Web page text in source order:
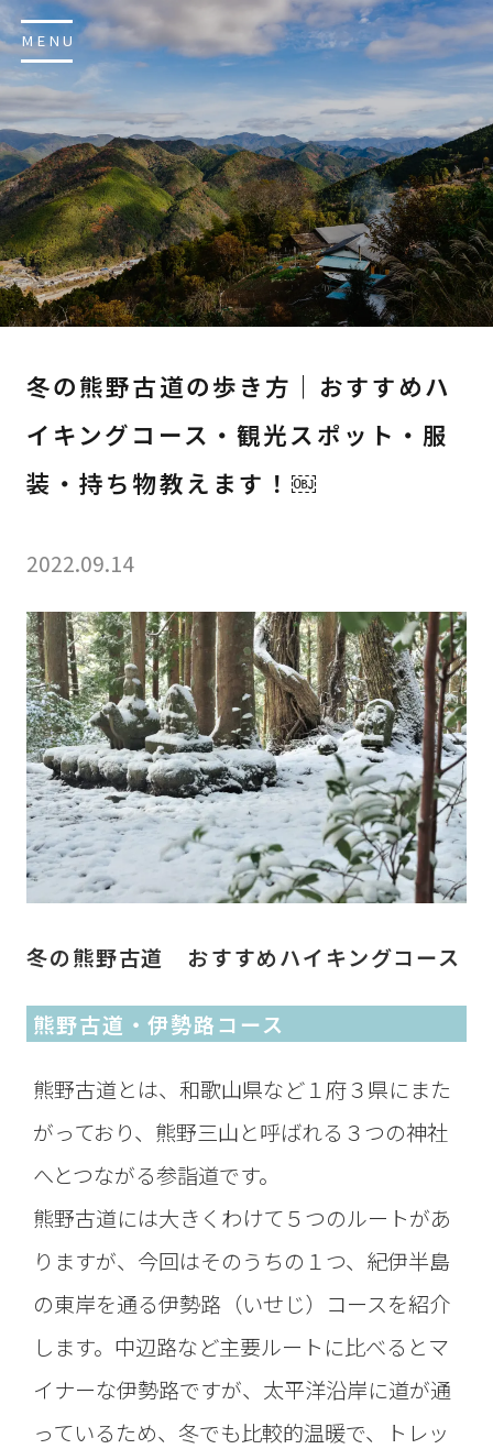
MENU
冬の熊野古道の歩き方｜おすすめハ
イキングコース・観光スポット・服
装・持ち物教えます！￼
2022.09.14
冬の熊野古道 おすすめハイキングコース
熊野古道・伊勢路コース
熊野古道とは、和歌山県など１府３県にまた
がっており、熊野三山と呼ばれる３つの神社
へとつながる参詣道です。
熊野古道には大きくわけて５つのルートがあ
りますが、今回はそのうちの１つ、紀伊半島
の東岸を通る伊勢路（いせじ）コースを紹介
します。中辺路など主要ルートに比べるとマ
イナーな伊勢路ですが、太平洋沿岸に道が通
っているため、冬でも比較的温暖で、トレッ